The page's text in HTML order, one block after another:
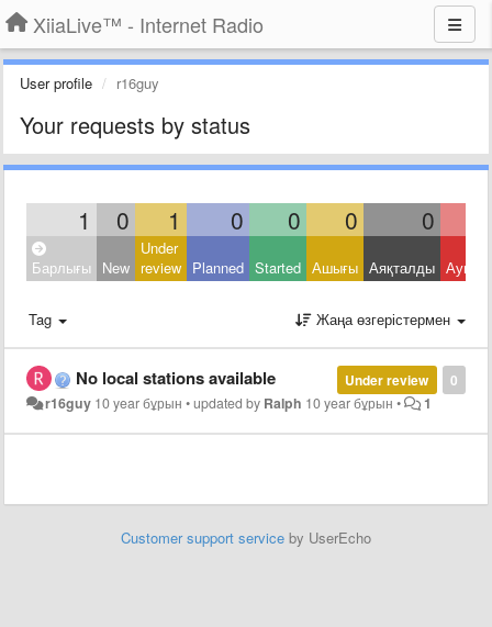
XiiaLive™ - Internet Radio
User profile r16guy
Your requests by status
1 0 1 0 0 0 0
Барлығы New
Under
review Planned Started Ашығы Аяқталды
Tag Жаңа өзгерістермен
0
Under review
No local stations available
r16guy 10 year бұрын •updated by Ralph 10 year бұрын • 1
Customer support service by UserEcho